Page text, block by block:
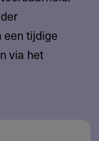
een tijdige
via het